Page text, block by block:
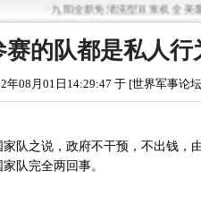
九阳全新免清洗型豆浆机 全美最低
的队都是私人
年08月01日14:29:47 于 [世界军事论
队之说，政府不干预，不出钱，
队完全两回事。